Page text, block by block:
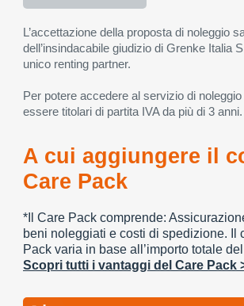
L’accettazione della proposta di noleggio
dell’insindacabile giudizio di Grenke Italia
unico renting partner.
Per potere accedere al servizio di
essere titolari di partita IVA da più di 3 anni.
A cui aggiungere il
Care Pack
*Il Care Pack comprende:
beni noleggiati e costi di spedizione. Il
Pack varia in base all’importo totale
Scopri tutti i vantaggi del Care Pack